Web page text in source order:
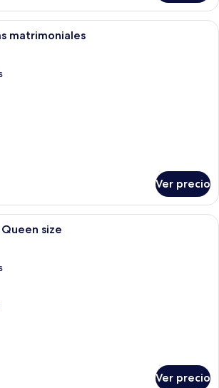
Habitación de hotel con dos camas,
matrimoniales
Ver precio
Habitación de hotel con una cama
size
Ver precio